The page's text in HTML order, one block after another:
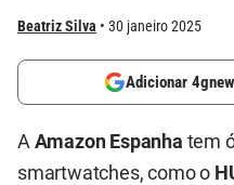
Beatriz Silva 30 janeiro 2025
Adicionar
A Amazon Espanha tem
smartwatches, como o